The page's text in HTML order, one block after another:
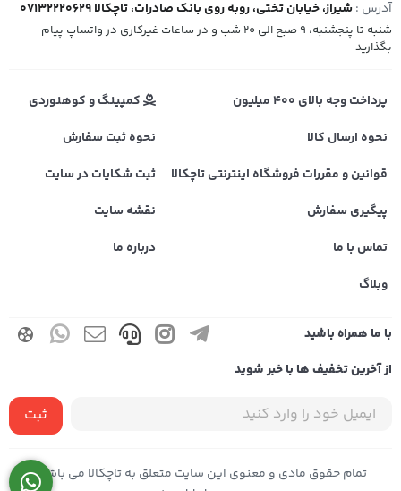
آدرس :شیراز، خیابان تختی، روبه روی بانک صادرات، تاچکالا 07132220629
شنبه تا پنجشنبه، 9 صبح الی 20 شب و در ساعات غیرکاری در واتساپ پیام
بگذارید
پرداخت وجه بالای 400 میلیون
کمپینگ و کوهنوردی
نحوه ارسال کالا
نحوه ثبت سفارش
قوانین و مقررات فروشگاه اینترنتی تاچکالا
ثبت شکایات در سایت
پیگیری سفارش
نقشه سایت
تماس با ما
درباره ما
وبلاگ
با ما همراه باشید
از آخرین تخفیف ها با خبر شوید
ثبت
تمام حقوق مادی و معنوی این سایت متعلق به تاچکالا می باشد |